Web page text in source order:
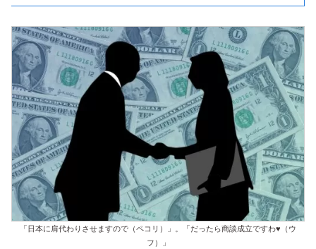
「日本に肩代わりさせますので（ペコリ）」。「だったら商談成立ですわ♥（ウ
フ）」